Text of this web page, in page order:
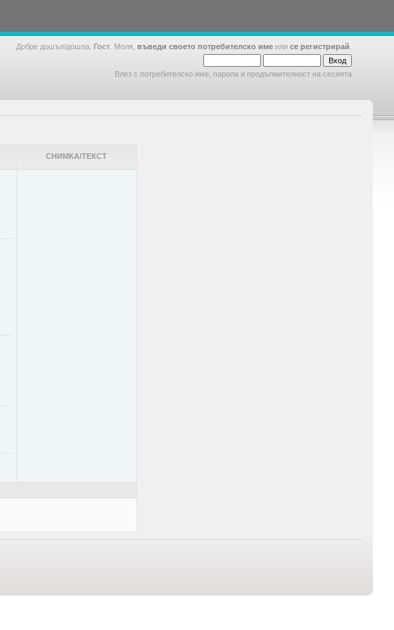
Добре дошъл/дошла, Гост . Моля, въведи своето потребителско име или се регистрирай
Влез с потребителско име, парола и продължителност на сесията
СНИМКА/ТЕКСТ